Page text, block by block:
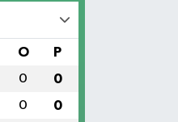
O P
0 0
0 0